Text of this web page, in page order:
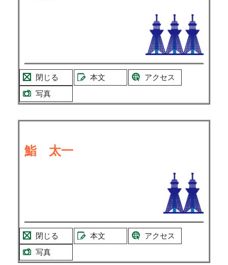
閉じる 本文
アクセス
写真
鮨 太一
閉じる 本文
アクセス
写真